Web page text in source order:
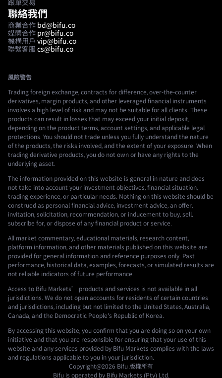
跟單交易
聯絡我們
商業合作 bd@bifu.co
媒體合作 pr@bifu.co
機構用戶 vip@bifu.co
聯繫客服 cs@bifu.co
風險警告
Trading foreign exchange, contracts for difference, over-the-counter
derivatives, margin products, and other leveraged financial instruments
involves a high level of risk and may not be suitable for all clients. These
products can result in losses that may exceed your initial deposit,
depending on the product terms, account settings, and applicable legal
protections. You should not trade unless you fully understand the nature
of the products, the risks involved, and the extent of your exposure. When
trading derivative products, you do not own or have any rights to the
underlying asset.
The information provided on this website is general in nature and does
not take into account your investment objectives, financial situation,
trading experience, or particular needs. Nothing on this website should be
construed as personal financial advice, investment advice, an offer,
invitation, solicitation, recommendation, or inducement to buy, sell,
subscribe for, or dispose of any financial product or service.
All market commentary, educational materials, research content,
platform information, and other materials published on this website are
provided for general information and reference purposes only. Past
performance, historical data, examples, forecasts, or simulated results are
not reliable indicators of future performance.
Access to Bifu Markets’ products and services is not available in all
jurisdictions. We do not open accounts for residents of certain countries
and jurisdictions, including but not limited to the United States, Australia,
Canada, and the Democratic People's Republic of Korea.
By accessing this website, you confirm that you are doing so on your own
initiative and that you are responsible for ensuring that your use of this
website and any services provided by Bifu Markets complies with the laws
and regulations applicable to you in your jurisdiction.
Copyright@2026 Bifu 版權所有
Bifu is operated by Bifu Markets (Pty) Ltd.